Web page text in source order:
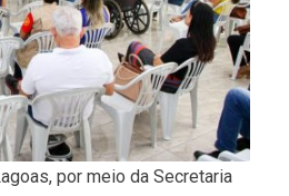
por meio da Secretaria